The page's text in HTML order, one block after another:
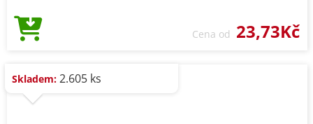
Cena od 23,73Kč
Skladem: 2.605 ks